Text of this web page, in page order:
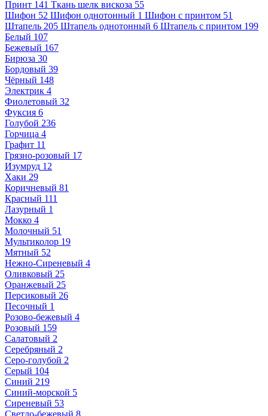
Принт 141 Ткань шелк вискоза 55
Шифон 52 Шифон однотонный 1 Шифон с принтом 51
Штапель 205 Штапель однотонный 6 Штапель с принтом 199
Белый 107
Бежевый 167
Бирюза 30
Бордовый 39
Чёрный 148
Электрик 4
Фиолетовый 32
Фуксия 6
Голубой 236
Горчица 4
Графит 11
Грязно-розовый 17
Изумруд 12
Хаки 29
Коричневый 81
Красный 111
Лазурный 1
Мокко 4
Молочный 51
Мультиколор 19
Мятный 52
Нежно-Сиреневый 4
Оливковый 25
Оранжевый 25
Персиковый 26
Песочный 1
Розово-бежевый 4
Розовый 159
Салатовый 2
Серебряный 2
Серо-голубой 2
Серый 104
Синий 219
Синий-морской 5
Сиреневый 53
Светло-бежевый 8